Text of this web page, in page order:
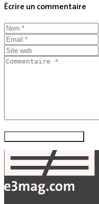
Écrire un commentaire